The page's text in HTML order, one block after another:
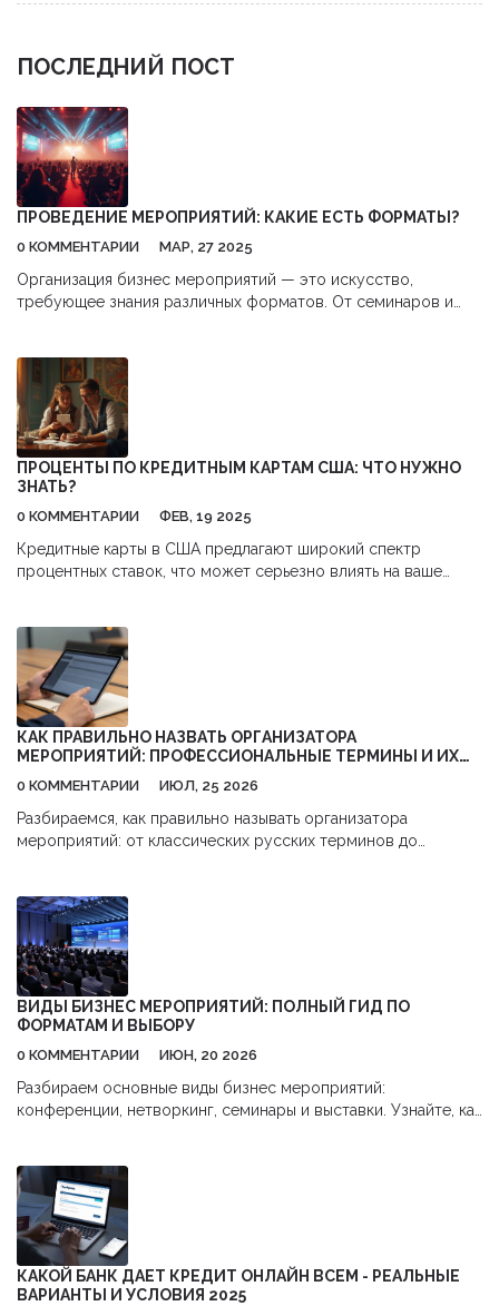
ПОСЛЕДНИЙ ПОСТ
ПРОВЕДЕНИЕ МЕРОПРИЯТИЙ: КАКИЕ ЕСТЬ ФОРМАТЫ?
0 КОММЕНТАРИИ МАР, 27 2025
Организация бизнес мероприятий — это искусство,
требующее знания различных форматов. От семинаров и
может повысить вовлечённость участников и достичь
поставленных целей. В статье рассматриваются популярные
форматы проведения мероприятий и полезные советы для
их успешной организации.
ПРОЦЕНТЫ ПО КРЕДИТНЫМ КАРТАМ США: ЧТО НУЖНО
ЗНАТЬ?
0 КОММЕНТАРИИ ФЕВ, 19 2025
Кредитные карты в США предлагают широкий спектр
процентных ставок, что может серьезно влиять на ваше
о средних процентных ставках, факторах, влияющих на их
увеличение, и как можно минимизировать переплаты. В
статье найдутся полезные советы по управлению
задолженностью и оптимизации кредитного рейтинга.
КАК ПРАВИЛЬНО НАЗВАТЬ ОРГАНИЗАТОРА
МЕРОПРИЯТИЙ: ПРОФЕССИОНАЛЬНЫЕ ТЕРМИНЫ И ИХ
0 КОММЕНТАРИИ ИЮЛ, 25 2026
Разбираемся, как правильно называть организатора
мероприятий: от классических русских терминов до
ВИДЫ БИЗНЕС МЕРОПРИЯТИЙ: ПОЛНЫЙ ГИД ПО
ФОРМАТАМ И ВЫБОРУ
0 КОММЕНТАРИИ ИЮН, 20 2026
Разбираем основные виды бизнес мероприятий:
конференции, нетворкинг, семинары и выставки. Узнайте, как
КАКОЙ БАНК ДАЕТ КРЕДИТ ОНЛАЙН ВСЕМ - РЕАЛЬНЫЕ
ВАРИАНТЫ И УСЛОВИЯ 2025